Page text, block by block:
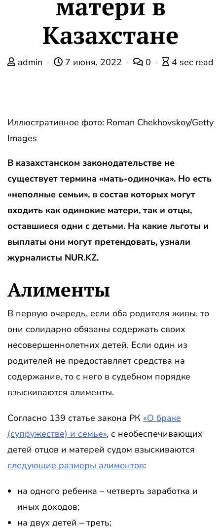
Казахстане
admin 7 июня, 2022 0 4 sec read
Иллюстративное фото: Roman Chekhovskoy/Getty
Images
В казахстанском законодательстве не
существует термина «мать-одиночка». Но есть
«неполные семьи», в состав которых могут
входить как одинокие матери, так и отцы,
оставшиеся одни с детьми. На какие льготы и
выплаты они могут претендовать, узнали
журналисты NUR.KZ.
Алименты
В первую очередь, если оба родителя живы, то
они солидарно обязаны содержать своих
несовершеннолетних детей. Если один из
родителей не предоставляет средства на
содержание, то с него в судебном порядке
взыскиваются алименты.
Согласно 139 статье закона РК «О браке
(супружестве) и семье», с необеспечивающих
детей отцов и матерей судом взыскиваются
следующие размеры алиментов:
на одного ребенка – четверть заработка и
иных доходов;
на двух детей – треть;